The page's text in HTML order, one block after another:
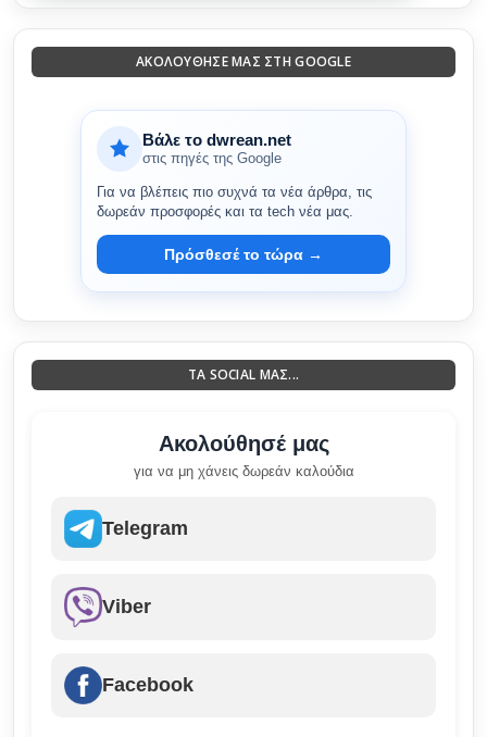
ΑΚΟΛΟΎΘΗΣΈ ΜΑΣ ΣΤΗ GOOGLE
Βάλε το dwrean.net
στις πηγές της Google
Για να βλέπεις πιο συχνά τα νέα άρθρα, τις
δωρεάν προσφορές και τα tech νέα μας.
Πρόσθεσέ το τώρα →
ΤΑ SOCIAL ΜΑΣ...
Ακολούθησέ μας
για να μη χάνεις δωρεάν καλούδια
Telegram
Viber
Facebook